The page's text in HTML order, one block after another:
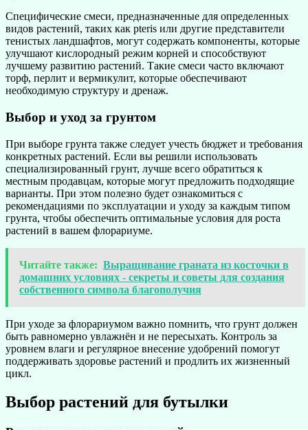
Специфические смеси, предназначенные для определенных
видов растений, таких как pteris или другие представители
тенистых ландшафтов, могут содержать компоненты, которые
улучшают кислородный режим корней и способствуют
лучшему развитию растений. Такие смеси часто включают
торф, перлит и вермикулит, которые обеспечивают
необходимую структуру и дренаж.
Выбор и уход за грунтом
При выборе грунта также следует учесть бюджет и требования
конкретных растений. Если вы решили использовать
специализированный грунт, лучше всего обратиться к
местным продавцам, которые могут предложить подходящие
варианты. При этом полезно будет ознакомиться с
рекомендациями по эксплуатации и уходу за каждым типом
грунта, чтобы обеспечить оптимальные условия для роста
растений в вашем флорариуме.
Читайте также: Выращивание граната из косточки в
домашних условиях - секреты и советы для создания
собственного символа благополучия
При уходе за флорариумом важно помнить, что грунт должен
быть равномерно увлажнён и не пересыхать. Контроль за
уровнем влаги и регулярное внесение удобрений помогут
поддерживать здоровье растений и продлить их жизненный
цикл.
Выбор растений для бутылки